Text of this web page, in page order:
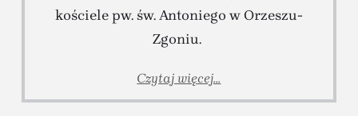
kościele pw. św. Antoniego w Orzeszu-
Zgoniu.
Czytaj więcej...